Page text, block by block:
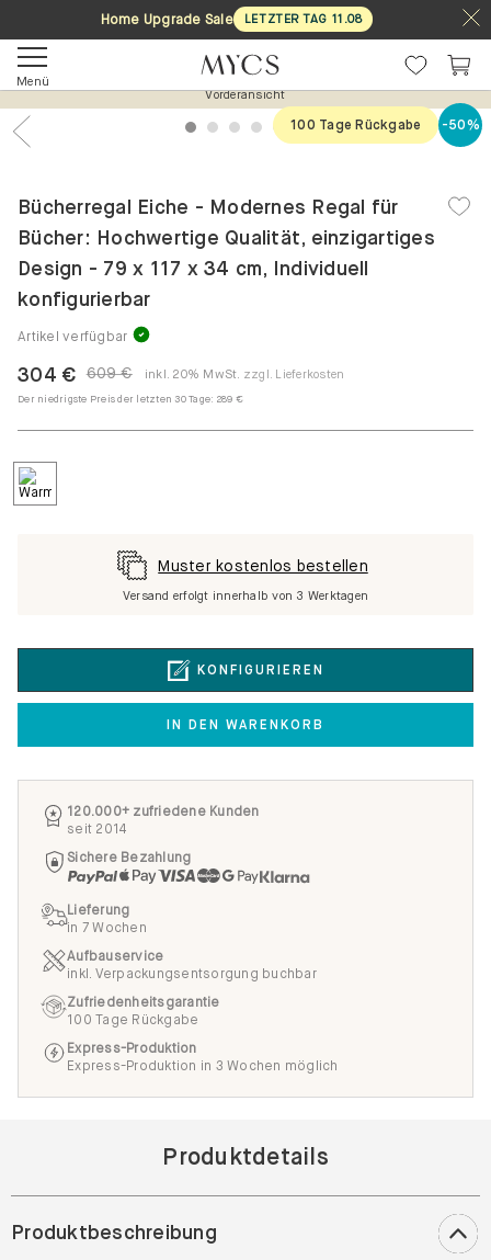
Home Upgrade Sale LETZTER TAG 11 .08
Menü
Vorderansicht
1 2 3 4 5 6
100 Tage Rückgabe -50%
Bücherregal Eiche - Modernes Regal für
Bücher: Hochwertige Qualität, einzigartiges
Design - 79 x 117 x 34 cm, Individuell
konfigurierbar
Artikel verfügbar
609 €
304 € inkl. 20% MwSt. zzgl. Lieferkosten
Der niedrigste Preis der letzten 30 Tage: 289 €
KONFIGURIEREN
IN DEN WARENKORB
Muster kostenlos bestellen
Versand erfolgt innerhalb von 3 Werktagen
120.000+ zufriedene Kunden
seit 2014
Sichere Bezahlung
Lieferung
in 7 Wochen
Aufbauservice
inkl. Verpackungsentsorgung buchbar
Zufriedenheitsgarantie
100 Tage Rückgabe
Express-Produktion
Express-Produktion in 3 Wochen möglich
Produktdetails
Produktbeschreibung